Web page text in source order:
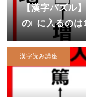
【漢字パズル
の□に入るのは
漢字読み講座